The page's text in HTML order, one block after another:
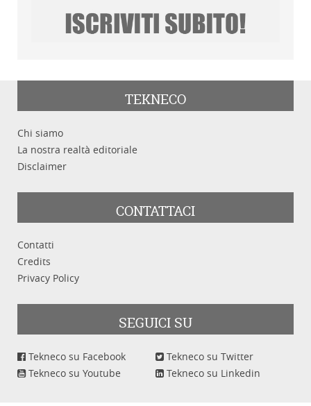
TEKNECO
Chi siamo
La nostra realtà editoriale
Disclaimer
CONTATTACI
Contatti
Credits
Privacy Policy
SEGUICI SU
Tekneco su Facebook
Tekneco su Twitter
Tekneco su Youtube
Tekneco su Linkedin